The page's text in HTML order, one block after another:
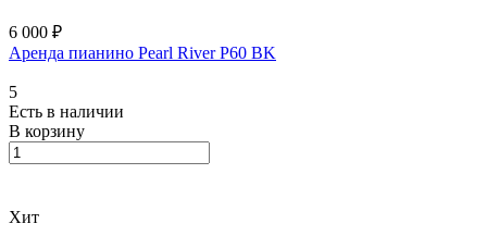
6 000 ₽
Аренда пианино Pearl River P60 BK
5
Есть в наличии
В корзину
Хит